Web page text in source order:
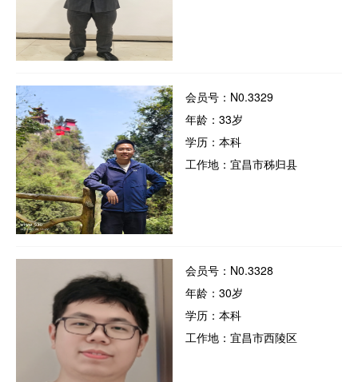
会员号：N0.3329
年龄：33岁
学历：本科
工作地：宜昌市秭归县
会员号：N0.3328
年龄：30岁
学历：本科
工作地：宜昌市西陵区